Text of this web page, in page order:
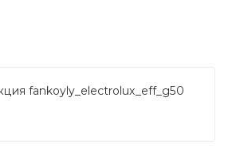
fankoyly_electrolux_eff_g50